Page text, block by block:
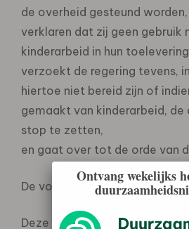
de overheid gesteund
verklaren dat zij geen gebruik
kinderarbeid in hun
verzoekt de regering tevens,
hiertoe niet bereid zijn of
gemaakt van kinderarbeid, de
stop te zetten,
en gaat over tot de orde van
De voorzitter:
Deze motie is voorgesteld
Ontvang wekelijks